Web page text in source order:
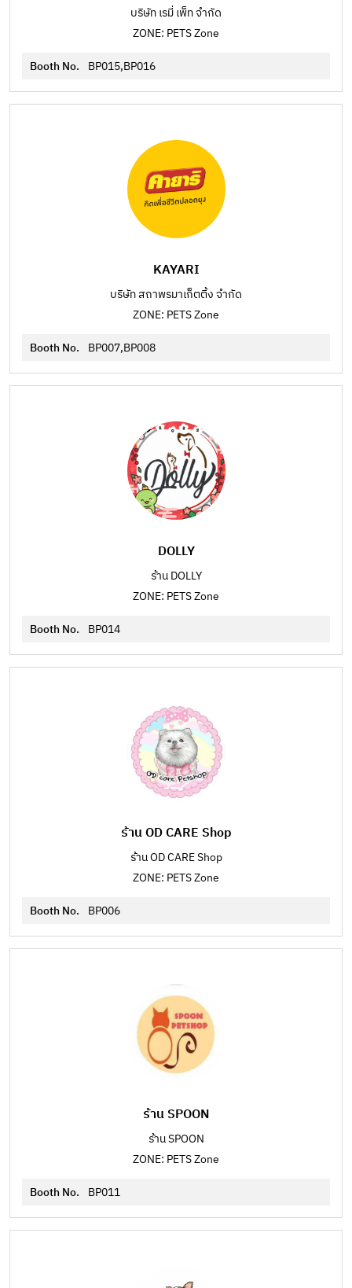
บริษัท เรมี่ เพ็ท จำกัด
ZONE: PETS Zone
Booth No. BP015,BP016
KAYARI
บริษัท สถาพรมาเก็ตติ้ง จำกัด
ZONE: PETS Zone
Booth No. BP007,BP008
DOLLY
ร้าน DOLLY
ZONE: PETS Zone
Booth No. BP014
ร้าน OD CARE Shop
ร้าน OD CARE Shop
ZONE: PETS Zone
Booth No. BP006
ร้าน SPOON
ร้าน SPOON
ZONE: PETS Zone
Booth No. BP011